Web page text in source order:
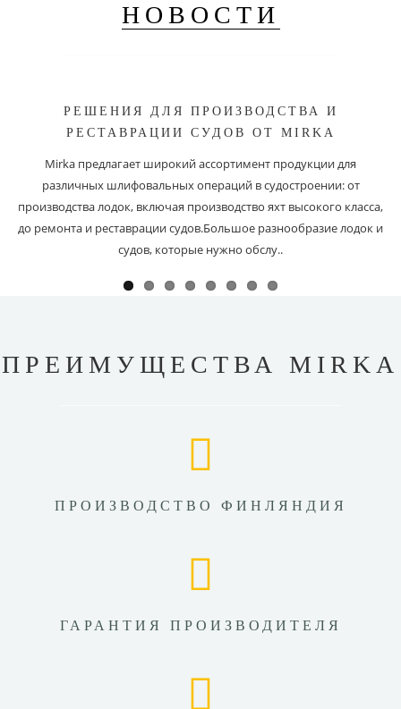
НОВОСТИ
РЕШЕНИЯ ДЛЯ ПРОИЗВОДСТВА И
РЕСТАВРАЦИИ СУДОВ ОТ MIRKA
Mirka предлагает широкий ассортимент продукции для
различных шлифовальных операций в судостроении: от
производства лодок, включая производство яхт высокого класса,
до ремонта и реставрации судов.Большое разнообразие лодок и
судов, которые нужно обслу..
ПРЕИМУЩЕСТВА MIRKA
ПРОИЗВОДСТВО ФИНЛЯНДИЯ
ГАРАНТИЯ ПРОИЗВОДИТЕЛЯ